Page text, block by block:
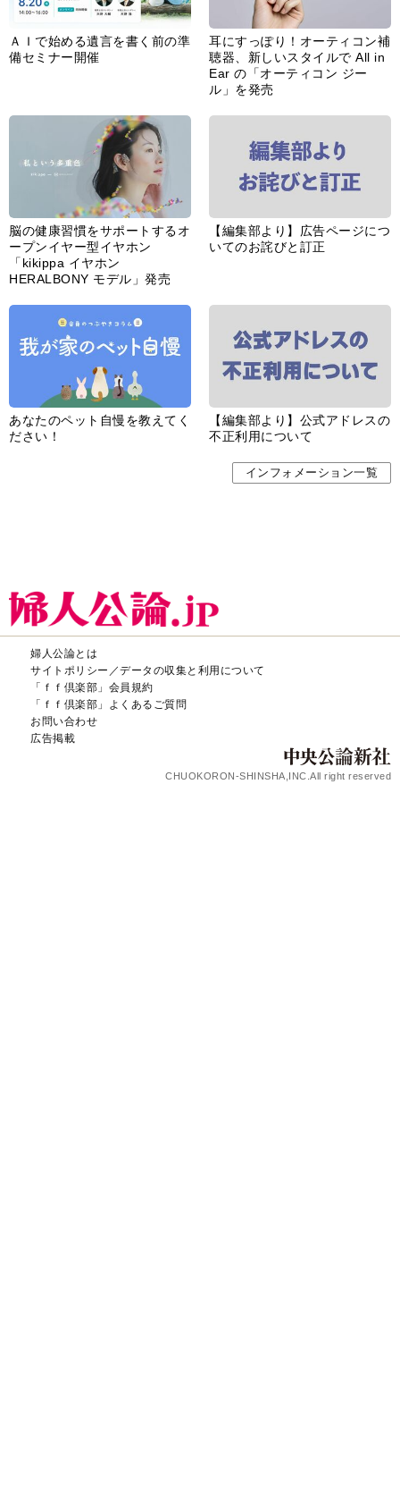
ＡＩで始める遺言を書く前の準
備セミナー開催
耳にすっぽり！オーティコン補
聴器、新しいスタイルで All in
Ear の「オーティコン ジー
ル」を発売
脳の健康習慣をサポートするオ
ープンイヤー型イヤホン
「kikippa イヤホン
HERALBONY モデル」発売
【編集部より】広告ページにつ
いてのお詫びと訂正
あなたのペット自慢を教えてく
ださい！
【編集部より】公式アドレスの
不正利用について
インフォメーション一覧
婦人公論とは
サイトポリシー／データの収集と利用について
「ｆｆ倶楽部」会員規約
「ｆｆ倶楽部」よくあるご質問
お問い合わせ
広告掲載
CHUOKORON-SHINSHA,INC.All right reserved